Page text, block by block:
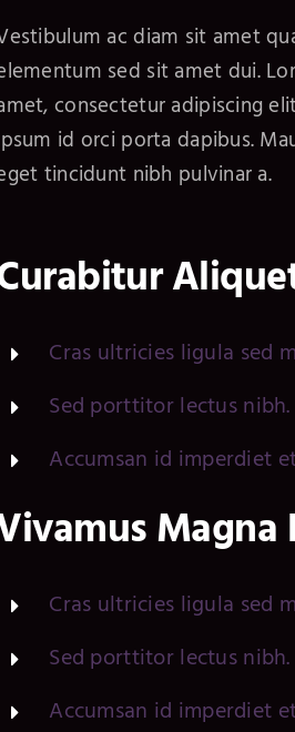
ac diam sit amet
sed sit amet dui.
consectetur adipiscing
id orci porta dapibus.
tincidunt nibh pulvinar a.
Cras ultricies ligula sed
Sed porttitor lectus nibh.
Accumsan id imperdiet
Magna
Cras ultricies ligula sed
Sed porttitor lectus nibh.
Accumsan id imperdiet